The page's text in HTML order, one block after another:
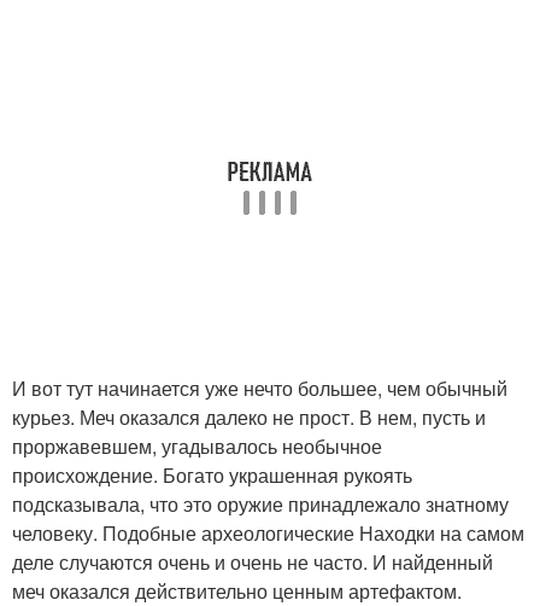
И вот тут начинается уже нечто большее, чем обычный
курьез. Меч оказался далеко не прост. В нем, пусть и
проржавевшем, угадывалось необычное
происхождение. Богато украшенная рукоять
подсказывала, что это оружие принадлежало знатному
человеку. Подобные археологические Находки на самом
деле случаются очень и очень не часто. И найденный
меч оказался действительно ценным артефактом.